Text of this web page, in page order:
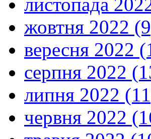
жовтня 2022
вересня 2022
серпня 2022
липня 2022
червня 2022